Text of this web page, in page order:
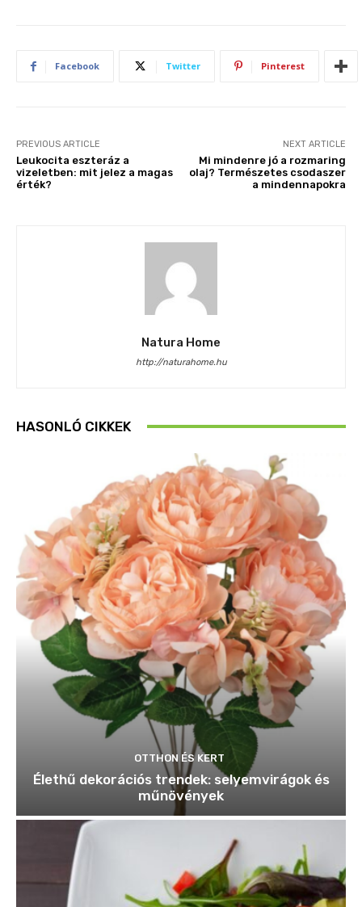
Facebook Twitter Pinterest
PREVIOUS ARTICLE
Leukocita eszteráz a
vizeletben: mit jelez a magas
érték?
NEXT ARTICLE
Mi mindenre jó a rozmaring
olaj? Természetes csodaszer
a mindennapokra
Natura Home
http://naturahome.hu
HASONLÓ CIKKEK
OTTHON ÉS KERT
Élethű dekorációs trendek: selyemvirágok és
műnövények